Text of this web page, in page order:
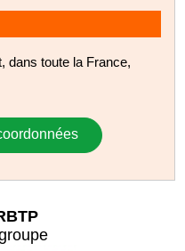
dans toute la France,